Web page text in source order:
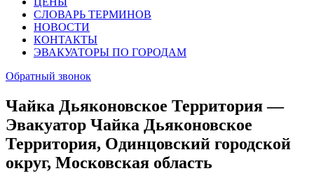
СЛОВАРЬ ТЕРМИНОВ
НОВОСТИ
КОНТАКТЫ
ЭВАКУАТОРЫ ПО ГОРОДАМ
Обратный звонок
Чайка Дьяконовское Территория —
Эвакуатор Чайка Дьяконовское
Территория, Одинцовский городской
округ, Московская область